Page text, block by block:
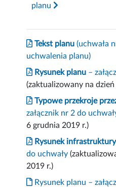
planu
Tekst planu (uchwała
uchwalenia planu)
Rysunek planu –
(zaktualizowany na
Typowe przekroje
załącznik nr 2 do
6 grudnia 2019 r.)
Rysunek
do uchwały
2019 r.)
Rysunek planu –